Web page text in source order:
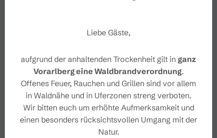
Liebe Gäste,
aufgrund der anhaltenden Trockenheit gilt in ganz
Vorarlberg eine Waldbrandverordnung.
Offenes Feuer, Rauchen und Grillen sind vor allem
in Waldnähe und in Uferzonen streng verboten.
Wir bitten euch um erhöhte Aufmerksamkeit und
einen besonders rücksichtsvollen Umgang mit der
Natur.